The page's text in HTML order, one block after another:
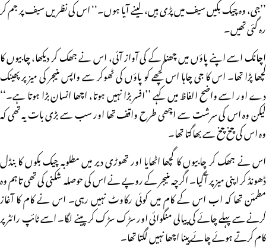
’’جی، وہ چیک بکیں سیف میں پڑی ہیں، لینے آیا ہوں۔‘‘ اس کی نظریں سیف پر جم کر
رہ گئی تھیں۔
اچانک اسے اپنے پاؤں میں چھنا کے کی آواز آئی، اس نے جھک کر دیکھا، چابیوں کا
گچھا پڑا تھا۔ اس کا جی چاہا اس گچھے کو پاؤں کی ٹھوکر سے واپس منیجر کی میز پر پھینک
دے اور اسے واضح الفاظ میں کہے ’’افسر بڑا نہیں ہوتا، اچھا انسان بڑا ہوتا ہے۔‘‘
لیکن وہ اس کی سرشت سے اچھی طرح واقف تھا اور سب سے بڑی بات یہ تھی کہ
وہ اس کی چخ چخ سے بھاگتا تھا۔
اس نے جھک کر چابیوں کا گچھا اٹھایا اور تھوڑی دیر میں مطلوبہ چیک بکوں کا بنڈل
ڈھونڈ کر اپنی میز پر آگیا۔ اگرچہ منیجر کے روپے نے اس کی حوصلہ شکنی کی تھی تاہم وہ
مطمئن تھا کہ اب اس کے کام میں کوئی رکاوٹ نہیں رہی۔ اس نے کام کا آغاز
کرنے سے پہلے چائے کی پیالی منگوائی اور سڑک سڑک کر پینے لگا۔ اسے ٹائپ رائٹر پر
کام کرتے ہوئے چائے پینا اچھا نہیں لگتا تھا۔